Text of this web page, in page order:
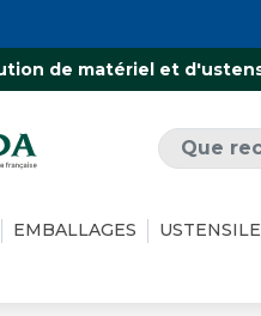
de matériel et
EMBALLAGES